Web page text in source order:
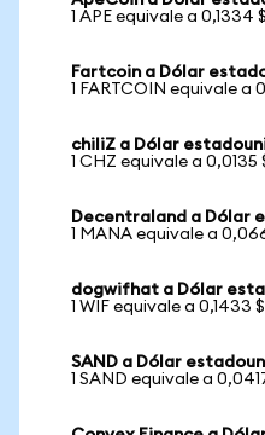
1 APE equivale a 0,1334 $
Fartcoin a Dólar
1 FARTCOIN equivale a
chiliZ a Dólar
1 CHZ equivale a 0,0135
Decentraland a Dólar
1 MANA equivale a
dogwifhat a Dólar
1 WIF equivale a 0,1433 $
SAND a Dólar
1 SAND equivale a